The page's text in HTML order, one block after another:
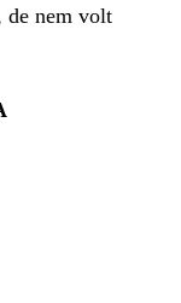
de nem volt